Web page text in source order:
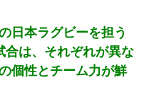
日本ラグビーを担う
合は、それぞれが異な
個性とチーム力が鮮